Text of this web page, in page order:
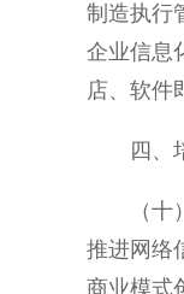
制造执行
企业信息
店、软件
四、
（
推进网络
商业模式